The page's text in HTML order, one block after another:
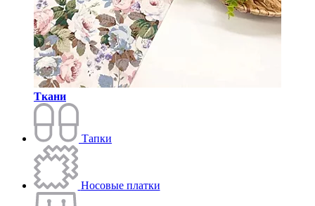
Ткани
Тапки
Носовые платки